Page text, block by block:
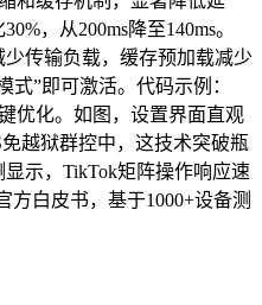
，从200ms降至140ms。
传输负载，缓存预加载减少
式”即可激活。代码示例：
键优化。如图，设置界面直观
越狱群控中，这技术突破瓶
示，TikTok矩阵操作响应速
方白皮书，基于1000+设备测